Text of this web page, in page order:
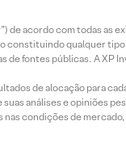
de acordo com todas
qualquer
fontes públicas. A XP
de alocação para
análises e opiniões
condições de